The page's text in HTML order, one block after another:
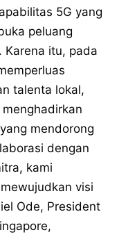
5G yang
peluang
Karena itu, pada
talenta lokal,
mendorong
dengan
kami
visi
Ode, President